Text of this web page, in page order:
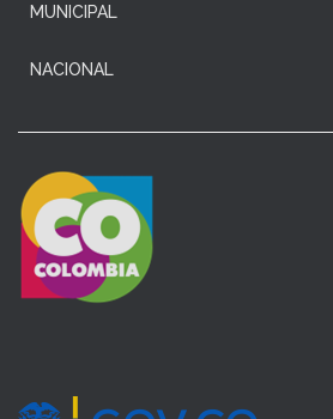
MUNICIPAL
NACIONAL